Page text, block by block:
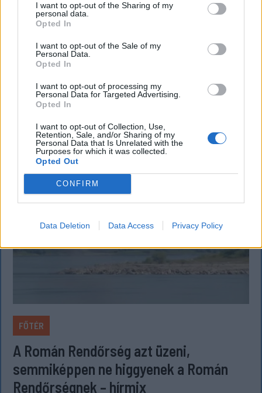
I want to opt-out of the Sharing of my
personal data.
Opted In
I want to opt-out of the Sale of my
Personal Data.
Opted In
I want to opt-out of processing my
Personal Data for Targeted Advertising.
Opted In
I want to opt-out of Collection, Use,
Retention, Sale, and/or Sharing of my
Personal Data that Is Unrelated with the
Purposes for which it was collected.
Opted Out
CONFIRM
Data Deletion Data Access Privacy Policy
KRÓNIKA
Meddig használható még a régi
személyi?
Sok román állampolgár még mindig az 1997-es
mintára kiállított személyi igazolványt használja,
azonban ezt fokozatosan kivonják a forgalomból,
amint az új elektronikus és egyszerű személyi
igazolványok országszerte elérhetővé válnak.
FŐTÉR
A Román Rendőrség azt üzeni,
semmiképpen ne higgyenek a Román
Rendőrségnek – hírmix